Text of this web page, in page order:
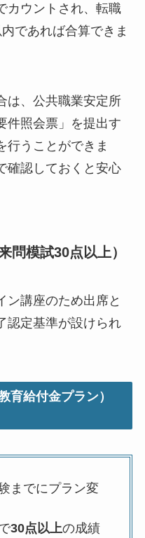
カウントされ、転職
であれば合算できま
は、公共職業安定所
件照会票」を提出す
行うことができま
確認しておくと安心
問模試30点以上）
ン講座のため出席と
認定基準が設けられ
育給付金プラン）
までにプラン変
30点以上の成績